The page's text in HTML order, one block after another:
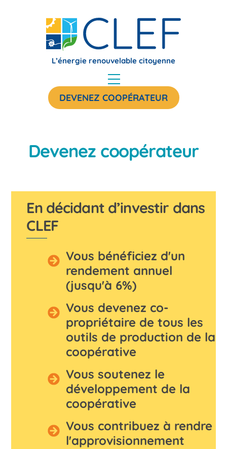
L’énergie renouvelable citoyenne
Menu
DEVENEZ COOPÉRATEUR
Devenez coopérateur
En décidant d’investir dans
CLEF
Vous bénéficiez d'un
rendement annuel
(jusqu'à 6%)
Vous devenez co-
propriétaire de tous les
outils de production de la
coopérative
Vous soutenez le
développement de la
coopérative
Vous contribuez à rendre
l'approvisionnement